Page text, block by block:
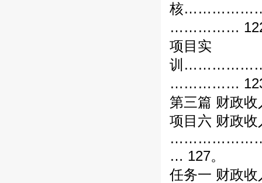
核
……………
项目实
训
……………
第三篇 财政收
项目六 财政收
… 127。
任务一 财政收